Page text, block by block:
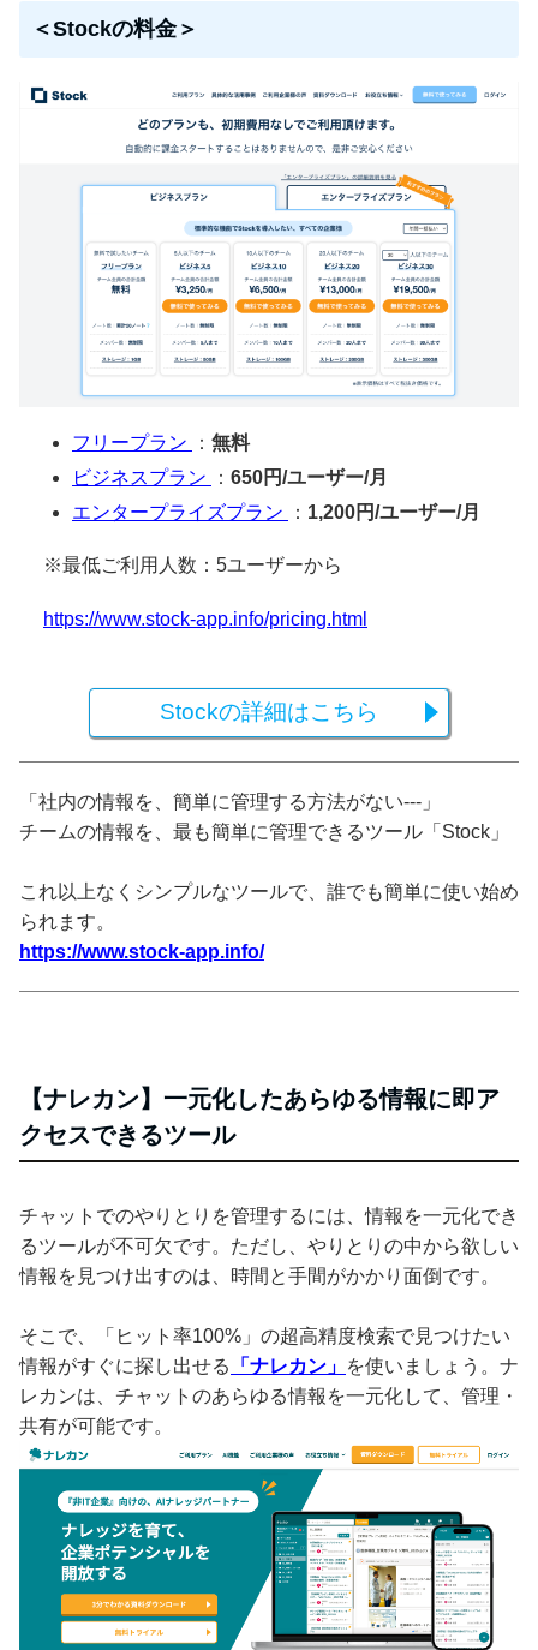
＜Stockの料金＞
フリープラン ： 無料
ビジネスプラン
： 650円/ユーザー/月
エンタープライズプラン
： 1,200円/ユーザー/月
※最低ご利用人数：5ユーザーから
https://www.stock-app.info/pricing.html
Stockの詳細はこちら
「社内の情報を、簡単に管理する方法がない---」
チームの情報を、最も簡単に管理できるツール「Stock」
これ以上なくシンプルなツールで、誰でも簡単に使い始め
られます。
https://www.stock-app.info/
【ナレカン】一元化したあらゆる情報に即ア
クセスできるツール
チャットでのやりとりを管理するには、情報を一元化でき
るツールが不可欠です。ただし、やりとりの中から欲しい
情報を見つけ出すのは、時間と手間がかかり面倒です。
そこで、「ヒット率100%」の超高精度検索で見つけたい
情報がすぐに探し出せる
「ナレカン」 を使いましょう。ナ
レカンは、チャットのあらゆる情報を一元化して、管理・
共有が可能です。